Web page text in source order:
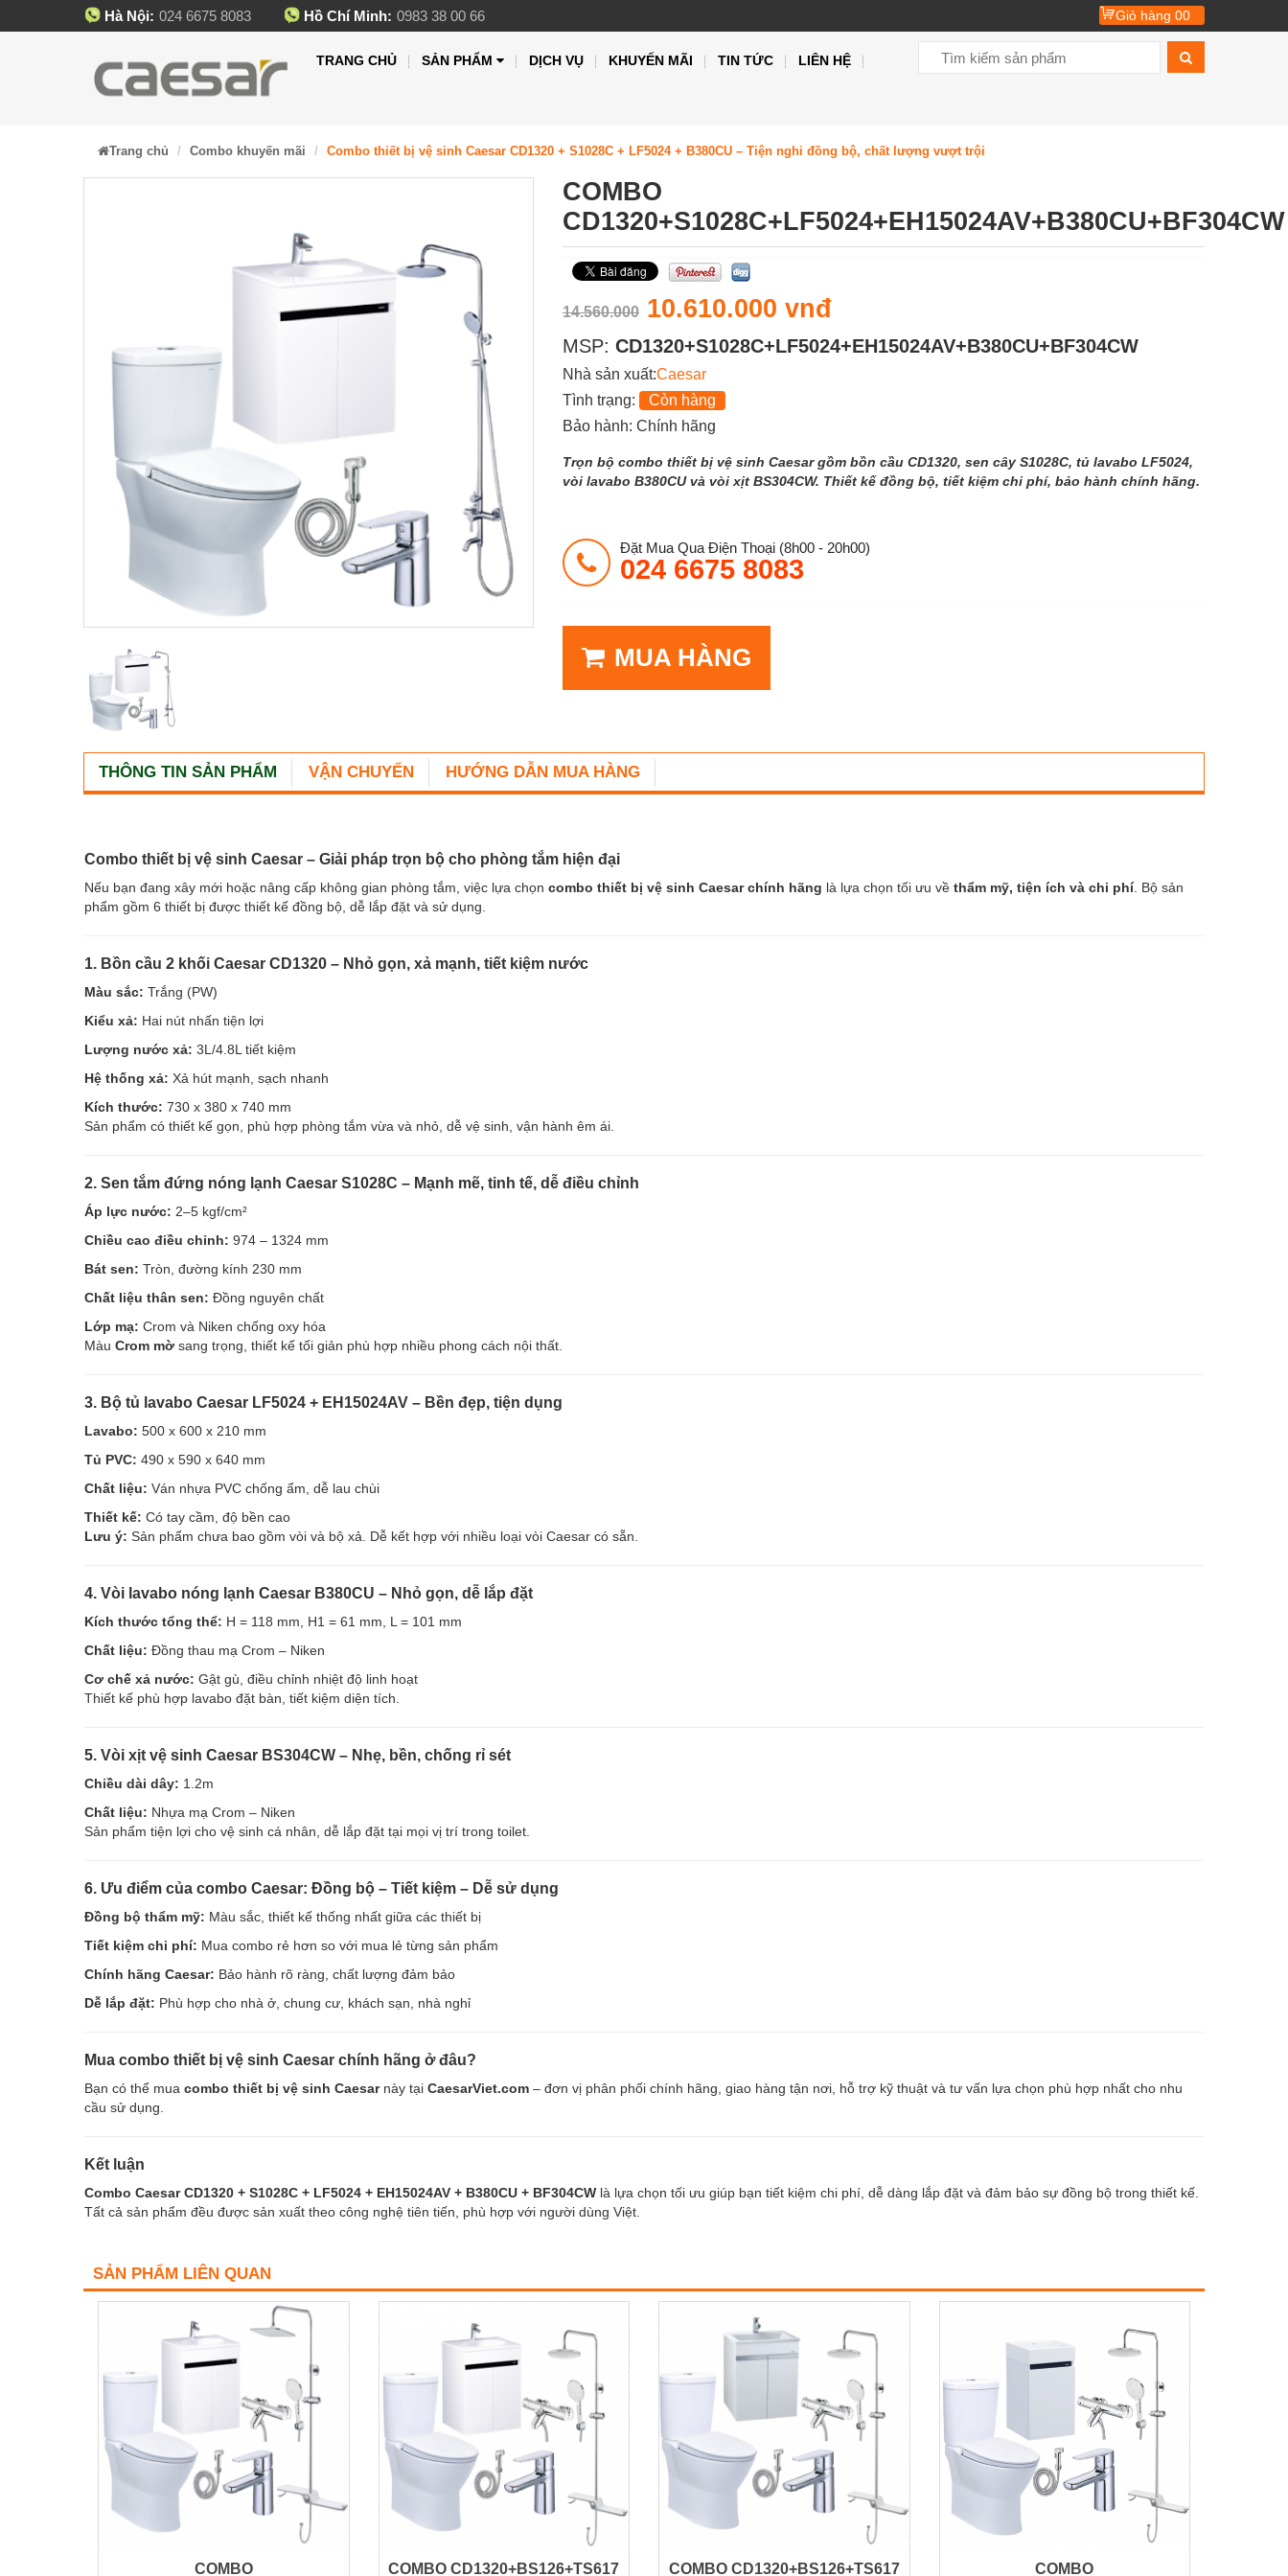
Hà Nội: 024 6675 8083 Hồ Chí Minh: 0983 38 00 66 Giỏ hàng 00
TRANG CHỦ SẢN PHẨM DỊCH VỤ KHUYẾN MÃI TIN TỨC LIÊN HỆ
Trang chủ Combo khuyến mãi Combo thiết bị vệ sinh Caesar CD1320 + S1028C + LF5024 + B380CU – Tiện nghi đồng bộ, chất lượng vượt trội
COMBO
CD1320+S1028C+LF5024+EH15024AV+B380CU+BF304CW
14.560.000 10.610.000 vnđ
MSP: CD1320+S1028C+LF5024+EH15024AV+B380CU+BF304CW
Nhà sản xuất:Caesar
Tình trạng:
Còn hàng
Bảo hành: Chính hãng
Trọn bộ combo thiết bị vệ sinh Caesar gồm bồn cầu CD1320, sen cây S1028C, tủ lavabo LF5024,
vòi lavabo B380CU và vòi xịt BS304CW. Thiết kế đồng bộ, tiết kiệm chi phí, bảo hành chính hãng.
Đặt Mua Qua Điện Thoại (8h00 - 20h00)
024 6675 8083
MUA HÀNG
THÔNG TIN SẢN PHẨM VẬN CHUYỂN HƯỚNG DẪN MUA HÀNG
Combo thiết bị vệ sinh Caesar – Giải pháp trọn bộ cho phòng tắm hiện đại
Nếu bạn đang xây mới hoặc nâng cấp không gian phòng tắm, việc lựa chọn combo thiết bị vệ sinh Caesar chính hãng là lựa chọn tối ưu về thẩm mỹ, tiện ích và chi phí. Bộ sản
phẩm gồm 6 thiết bị được thiết kế đồng bộ, dễ lắp đặt và sử dụng.
1. Bồn cầu 2 khối Caesar CD1320 – Nhỏ gọn, xả mạnh, tiết kiệm nước
Màu sắc: Trắng (PW)
Kiểu xả: Hai nút nhấn tiện lợi
Lượng nước xả: 3L/4.8L tiết kiệm
Hệ thống xả: Xả hút mạnh, sạch nhanh
Kích thước: 730 x 380 x 740 mm
Sản phẩm có thiết kế gọn, phù hợp phòng tắm vừa và nhỏ, dễ vệ sinh, vận hành êm ái.
2. Sen tắm đứng nóng lạnh Caesar S1028C – Mạnh mẽ, tinh tế, dễ điều chỉnh
Áp lực nước: 2–5 kgf/cm²
Chiều cao điều chỉnh: 974 – 1324 mm
Bát sen: Tròn, đường kính 230 mm
Chất liệu thân sen: Đồng nguyên chất
Lớp mạ: Crom và Niken chống oxy hóa
Màu Crom mờ sang trọng, thiết kế tối giản phù hợp nhiều phong cách nội thất.
3. Bộ tủ lavabo Caesar LF5024 + EH15024AV – Bền đẹp, tiện dụng
Lavabo: 500 x 600 x 210 mm
Tủ PVC: 490 x 590 x 640 mm
Chất liệu: Ván nhựa PVC chống ẩm, dễ lau chùi
Thiết kế: Có tay cầm, độ bền cao
Lưu ý: Sản phẩm chưa bao gồm vòi và bộ xả. Dễ kết hợp với nhiều loại vòi Caesar có sẵn.
4. Vòi lavabo nóng lạnh Caesar B380CU – Nhỏ gọn, dễ lắp đặt
Kích thước tổng thể: H = 118 mm, H1 = 61 mm, L = 101 mm
Chất liệu: Đồng thau mạ Crom – Niken
Cơ chế xả nước: Gật gù, điều chỉnh nhiệt độ linh hoạt
Thiết kế phù hợp lavabo đặt bàn, tiết kiệm diện tích.
5. Vòi xịt vệ sinh Caesar BS304CW – Nhẹ, bền, chống rỉ sét
Chiều dài dây: 1.2m
Chất liệu: Nhựa mạ Crom – Niken
Sản phẩm tiện lợi cho vệ sinh cá nhân, dễ lắp đặt tại mọi vị trí trong toilet.
6. Ưu điểm của combo Caesar: Đồng bộ – Tiết kiệm – Dễ sử dụng
Đồng bộ thẩm mỹ: Màu sắc, thiết kế thống nhất giữa các thiết bị
Tiết kiệm chi phí: Mua combo rẻ hơn so với mua lẻ từng sản phẩm
Chính hãng Caesar: Bảo hành rõ ràng, chất lượng đảm bảo
Dễ lắp đặt: Phù hợp cho nhà ở, chung cư, khách sạn, nhà nghỉ
Mua combo thiết bị vệ sinh Caesar chính hãng ở đâu?
Bạn có thể mua combo thiết bị vệ sinh Caesarnày tại CaesarViet.com – đơn vị phân phối chính hãng, giao hàng tận nơi, hỗ trợ kỹ thuật và tư vấn lựa chọn phù hợp nhất cho nhu
cầu sử dụng.
Kết luận
Combo Caesar CD1320 + S1028C + LF5024 + EH15024AV + B380CU + BF304CW là lựa chọn tối ưu giúp bạn tiết kiệm chi phí, dễ dàng lắp đặt và đảm bảo sự đồng bộ trong thiết kế.
Tất cả sản phẩm đều được sản xuất theo công nghệ tiên tiến, phù hợp với người dùng Việt.
SẢN PHẨM LIÊN QUAN
COMBO COMBO CD1320+BS126+TS617 COMBO CD1320+BS126+TS617 COMBO